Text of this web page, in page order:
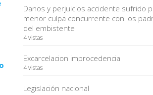
Danos y perjuicios accidente sufrido
menor culpa concurrente con los
del embistente
4 vistas
Excarcelacion improcedencia
4 vistas
Legislación nacional